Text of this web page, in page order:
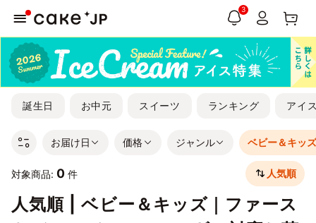
3
誕生日 お中元 スイーツ ランキング アイ
お届け日 価格 ジャンル ベビー＆キッ
対象商品: 0 件 人気順
人気順 | ベビー＆キッズ｜ファース